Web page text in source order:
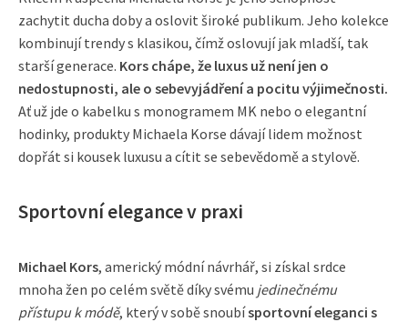
zachytit ducha doby a oslovit široké publikum. Jeho kolekce
kombinují trendy s klasikou, čímž oslovují jak mladší, tak
starší generace. Kors chápe, že luxus už není jen o
nedostupnosti, ale o sebevyjádření a pocitu výjimečnosti.
Ať už jde o kabelku s monogramem MK nebo o elegantní
hodinky, produkty Michaela Korse dávají lidem možnost
dopřát si kousek luxusu a cítit se sebevědomě a stylově.
Sportovní elegance v praxi
Michael Kors, americký módní návrhář, si získal srdce
mnoha žen po celém světě díky svému jedinečnému
přístupu k módě, který v sobě snoubísportovní eleganci s